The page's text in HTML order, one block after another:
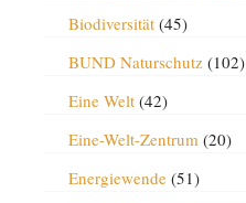
Biodiversität(45)
BUND Naturschutz(102)
Eine Welt(42)
Eine-Welt-Zentrum (20)
Energiewende(51)